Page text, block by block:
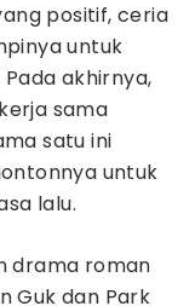
positif, ceria
untuk
akhirnya,
sama
satu ini
untuk
lalu.
drama roman
Guk dan Park